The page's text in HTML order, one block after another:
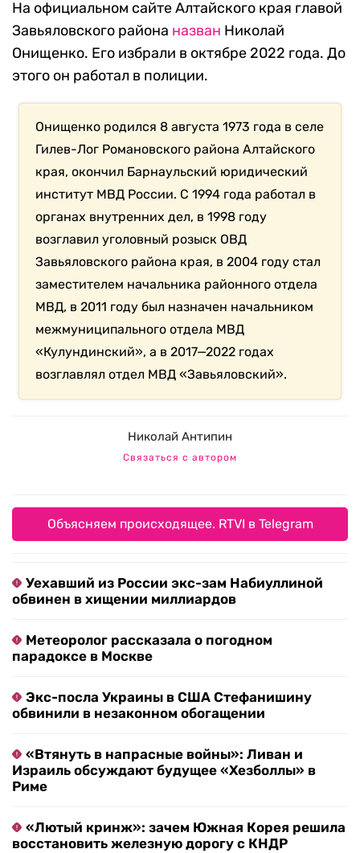
На официальном сайте Алтайского края главой
Завьяловского района назван Николай
Онищенко. Его избрали в октябре 2022 года. До
этого он работал в полиции.
Онищенко родился 8 августа 1973 года в селе
Гилев-Лог Романовского района Алтайского
края, окончил Барнаульский юридический
институт МВД России. С 1994 года работал в
органах внутренних дел, в 1998 году
возглавил уголовный розыск ОВД
Завьяловского района края, в 2004 году стал
заместителем начальника районного отдела
МВД, в 2011 году был назначен начальником
межмуниципального отдела МВД
«Кулундинский», а в 2017—2022 годах
возглавлял отдел МВД «Завьяловский».
Николай Антипин
Связаться с автором
Объясняем происходящее. RTVI в Telegram
Уехавший из России экс-зам Набиуллиной
обвинен в хищении миллиардов
Метеоролог рассказала о погодном
парадоксе в Москве
Экс-посла Украины в США Стефанишину
обвинили в незаконном обогащении
«Втянуть в напрасные войны»: Ливан и
Израиль обсуждают будущее «Хезболлы» в
Риме
«Лютый кринж»: зачем Южная Корея решила
восстановить железную дорогу с КНДР